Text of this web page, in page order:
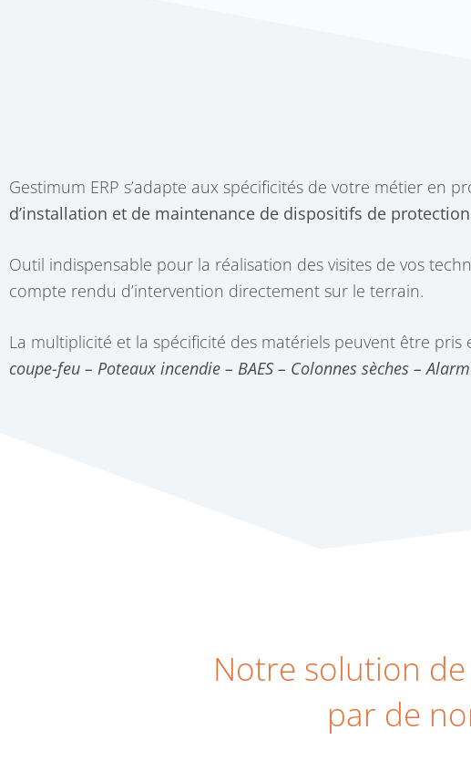
Gestimum ERP s’adapte aux spécificités de votre métier en
d’installation et de maintenance de dispositifs de
Outil indispensable pour la réalisation des visites de vos
compte rendu d’intervention directement sur le terrain.
La multiplicité et la spécificité des matériels peuvent être pris
coupe-feu – Poteaux incendie – BAES – Colonnes sèches –
Notre solution
par de